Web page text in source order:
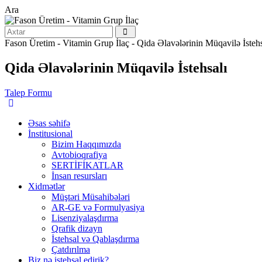
Ara
Fason Üretim - Vitamin Grup İlaç - Qida Əlavələrinin Müqavilə
Qida Əlavələrinin Müqavilə İstehsalı
Talep Formu
Əsas səhifə
İnstitusional
Bizim Haqqımızda
Avtobioqrafiya
SERTİFİKATLAR
İnsan resursları
Xidmətlər
Müştəri Müsahibələri
AR-GE və Formulyasiya
Lisenziyalaşdırma
Qrafik dizayn
İstehsal və Qablaşdırma
Çatdırılma
Biz nə istehsal edirik?